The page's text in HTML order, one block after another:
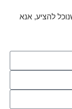
להציע, אנא